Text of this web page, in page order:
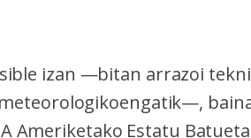
izan —bitan arrazoi
Ameriketako Estatu